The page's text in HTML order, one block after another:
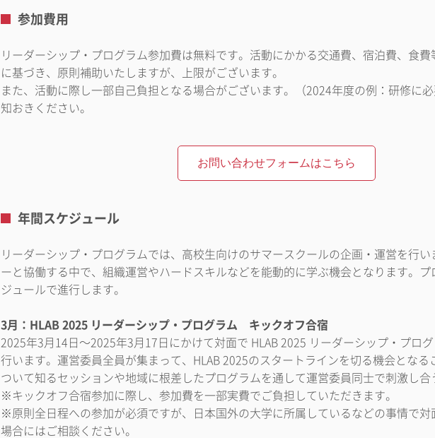
参加費用
リーダーシップ・プログラム参加費は無料です。活動にかかる交通費、宿泊費、食
に基づき、原則補助いたしますが、上限がございます。
また、活動に際し一部自己負担となる場合がございます。（2024年度の例：研修に
知おきください。
お問い合わせフォームはこちら
年間スケジュール
リーダーシップ・プログラムでは、高校生向けのサマースクールの企画・運営を行
ーと協働する中で、組織運営やハードスキルなどを能動的に学ぶ機会となります。プ
ジュールで進行します。
3月：HLAB 2025 リーダーシップ・プログラム キックオフ合宿
2025年3月14日〜2025年3月17日にかけて対面で HLAB 2025 リーダーシップ・プロ
行います。運営委員全員が集まって、HLAB 2025のスタートラインを切る機会となる
ついて知るセッションや地域に根差したプログラムを通して運営委員同士で刺激し合
※キックオフ合宿参加に際し、参加費を一部実費でご負担していただきます。
※原則全日程への参加が必須ですが、日本国外の大学に所属しているなどの事情で対
場合にはご相談ください。